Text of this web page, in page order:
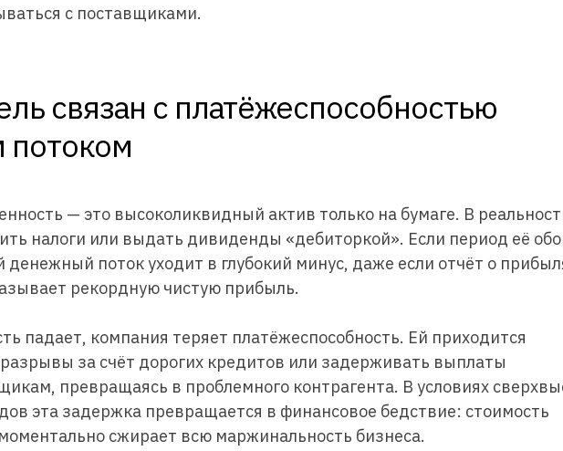
с поставщиками.
связан с платёжеспособностью
— это высоколиквидный актив только на бумаге. В
налоги или выдать дивиденды «дебиторкой». Если период её
денежный поток уходит в глубокий минус, даже если отчёт о
рекордную чистую прибыль.
падает, компания теряет платёжеспособность. Ей приходится
за счёт дорогих кредитов или задерживать выплаты
превращаясь в проблемного контрагента. В условиях
эта задержка превращается в финансовое бедствие: стоимость
сжирает всю маржинальность бизнеса.